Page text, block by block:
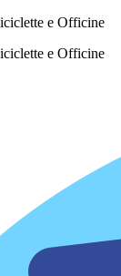
e Officine
e Officine